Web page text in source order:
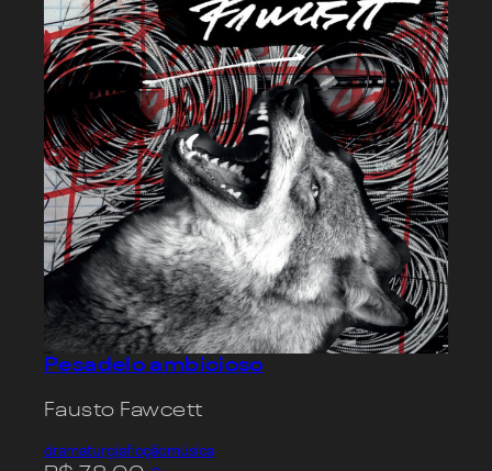
Pesadelo ambicioso
Fausto Fawcett
dramaturgiaficçãomúsica